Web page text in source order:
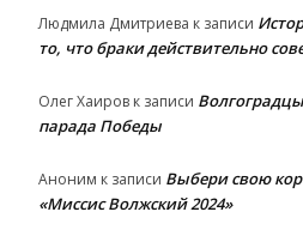
Людмила Дмитриева к записи
то, что браки действительно
Олег Хаиров к записи
парада Победы
Аноним к записи Выбери свою
«Миссис Волжский 2024»